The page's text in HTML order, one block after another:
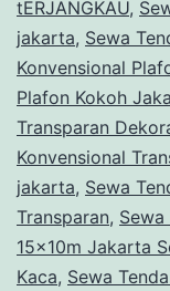
tERJANGKAU,
jakarta, Sewa
Konvensional
Plafon Kokoh
Transparan
Konvensional
jakarta, Sewa
Transparan,
15x10m Jakarta
Kaca, Sewa